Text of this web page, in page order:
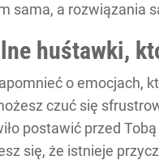
sama, a rozwiązania
huśtawki,
o emocjach,
czuć się
postawić przed
się, że istnieje